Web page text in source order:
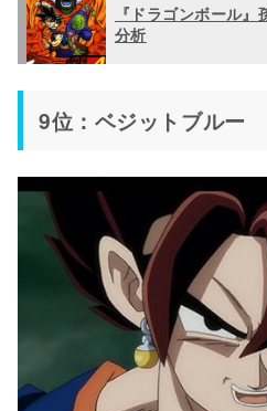
『ドラゴンボール
分析
9位：ベジットブルー